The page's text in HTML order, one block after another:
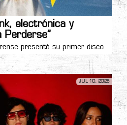
electrónica y
Perderse”
presentó su primer disco
JUL 10, 2026